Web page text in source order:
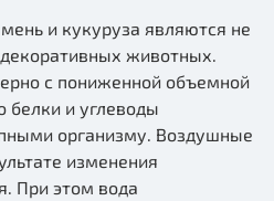
и кукуруза являются не
животных.
с пониженной объемной
белки и углеводы
организму. Воздушные
изменения
При этом вода